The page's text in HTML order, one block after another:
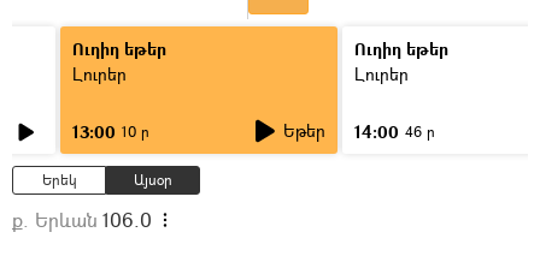
Ուղիղ եթեր
Լուրեր
13:00 10 ր Եթեր
Ուղիղ եթեր
Լուրեր
14:00 46 ր
Երեկ Այսօր
ք. Երևան 106.0